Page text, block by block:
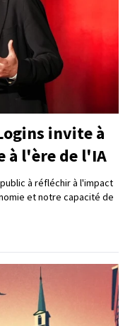
invite à
l'ère de l'IA
à réfléchir à l'impact
et notre capacité de